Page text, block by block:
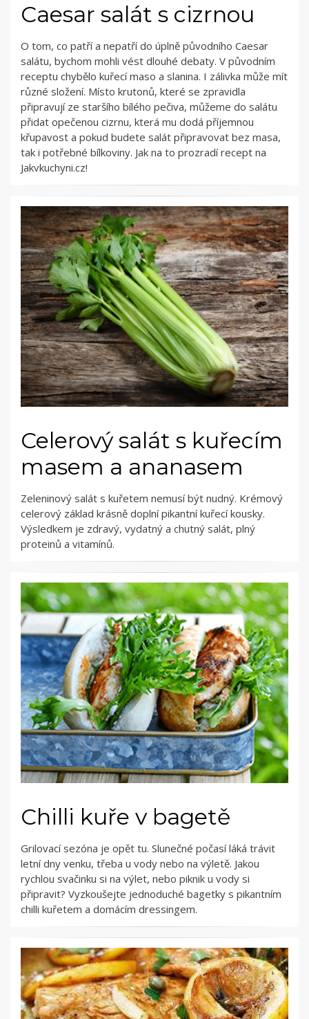
Caesar salát s cizrnou
O tom, co patří a nepatří do úplně původního Caesar
salátu, bychom mohli vést dlouhé debaty. V původním
receptu chybělo kuřecí maso a slanina. I zálivka může mít
různé složení. Místo krutonů, které se zpravidla
připravují ze staršího bílého pečiva, můžeme do salátu
přidat opečenou cizrnu, která mu dodá příjemnou
křupavost a pokud budete salát připravovat bez masa,
tak i potřebné bílkoviny. Jak na to prozradí recept na
Jakvkuchyni.cz!
Celerový salát s kuřecím
masem a ananasem
Zeleninový salát s kuřetem nemusí být nudný. Krémový
celerový základ krásně doplní pikantní kuřecí kousky.
Výsledkem je zdravý, vydatný a chutný salát, plný
proteinů a vitamínů.
Chilli kuře v bagetě
Grilovací sezóna je opět tu. Slunečné počasí láká trávit
letní dny venku, třeba u vody nebo na výletě. Jakou
rychlou svačinku si na výlet, nebo piknik u vody si
připravit? Vyzkoušejte jednoduché bagetky s pikantním
chilli kuřetem a domácím dressingem.